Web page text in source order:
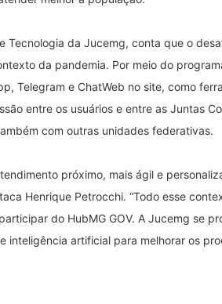
da Jucemg, conta que o
da pandemia. Por meio do
Telegram e ChatWeb no site, como
entre os usuários e entre as Juntas
com outras unidades federativas.
próximo, mais ágil e
Henrique Petrocchi. “Todo esse
do HubMG GOV. A Jucemg se
artificial para melhorar os